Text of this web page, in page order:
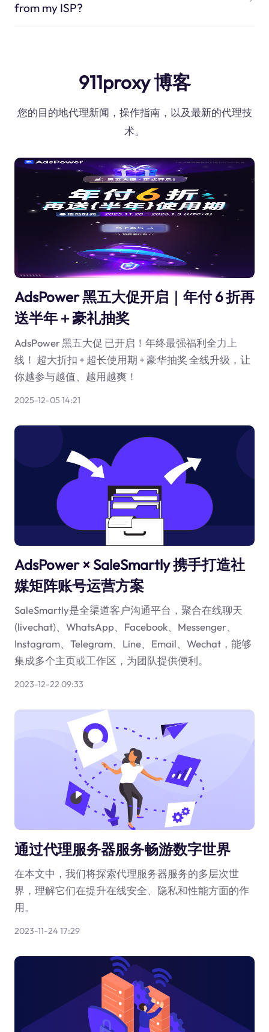
from my ISP?
911proxy 博客
您的目的地代理新闻，操作指南，以及最新的代理技
术。
AdsPower 黑五大促开启｜年付 6 折再
送半年＋豪礼抽奖
AdsPower 黑五大促 已开启！年终最强福利全力上
线！ 超大折扣 + 超长使用期 + 豪华抽奖 全线升级，让
你越参与越值、越用越爽！
2025-12-05 14:21
AdsPower × SaleSmartly 携手打造社
媒矩阵账号运营方案
SaleSmartly是全渠道客户沟通平台，聚合在线聊天
(livechat)、WhatsApp、Facebook、Messenger、
Instagram、Telegram、Line、Email、Wechat，能够
集成多个主页或工作区，为团队提供便利。
2023-12-22 09:33
通过代理服务器服务畅游数字世界
在本文中，我们将探索代理服务器服务的多层次世
界，理解它们在提升在线安全、隐私和性能方面的作
用。
2023-11-24 17:29